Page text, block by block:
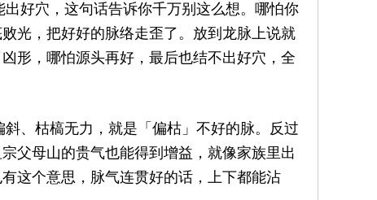
好穴，这句话告诉你千万别这么想。哪怕你
光，把好好的脉络走歪了。放到龙脉上说就
形，哪怕源头再好，最后也结不出好穴，全
、枯槁无力，就是「偏枯」不好的脉。反过
父母山的贵气也能得到增益，就像家族里出
这个意思，脉气连贯好的话，上下都能沾